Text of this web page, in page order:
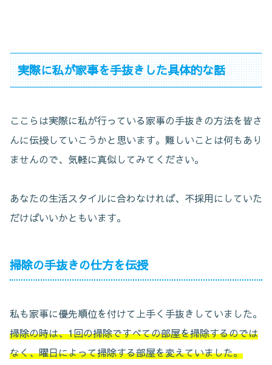
実際に私が家事を手抜きした具体的な話
ここらは実際に私が行っている家事の手抜きの方法を皆さ
んに伝授していこうかと思います。難しいことは何もあり
ませんので、気軽に真似してみてください。
あなたの生活スタイルに合わなければ、不採用にしていた
だけばいいかともいます。
掃除の手抜きの仕方を伝授
私も家事に優先順位を付けて上手く手抜きしていました。
掃除の時は、1回の掃除ですべての部屋を掃除するのでは
なく、曜日によって掃除する部屋を変えていました。